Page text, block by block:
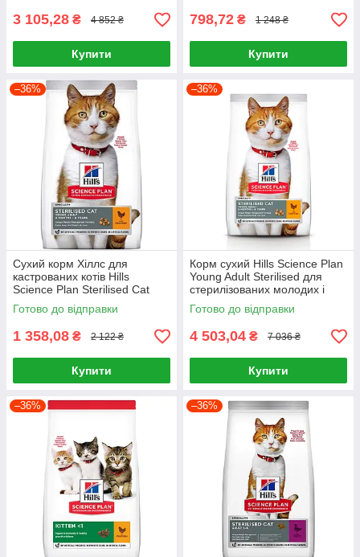
3 105,28 ₴ 4 852 ₴
Купити
798,72 ₴ 1 248 ₴
Купити
–36%
Сухий корм Хіллс для
кастрованих котів Hills
Science Plan Sterilised Cat
Young Adult Chicken 3кг
Готово до відправки
1 358,08 ₴ 2 122 ₴
Купити
–36%
Корм сухий Hills Science Plan
Young Adult Sterilised для
стерилізованих молодих і
дорослих котів з куркою 15 кг
Готово до відправки
4 503,04 ₴ 7 036 ₴
Купити
–36% –36%